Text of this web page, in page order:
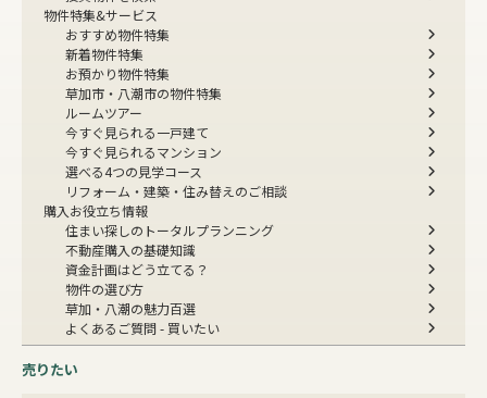
物件特集&サービス
おすすめ物件特集
新着物件特集
お預かり物件特集
草加市・八潮市の物件特集
ルームツアー
今すぐ見られる一戸建て
今すぐ見られるマンション
選べる4つの見学コース
リフォーム・建築・住み替えのご相談
購入お役立ち情報
住まい探しのトータルプランニング
不動産購入の基礎知識
資金計画はどう立てる？
物件の選び方
草加・八潮の魅力百選
よくあるご質問 - 買いたい
売りたい